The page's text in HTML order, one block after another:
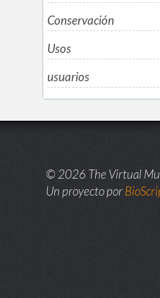
Conservación
Usos
usuarios
© 2026 The Virtual
Un proyecto por